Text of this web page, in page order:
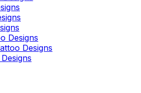
Designs
Designs